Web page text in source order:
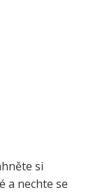
si
a nechte se